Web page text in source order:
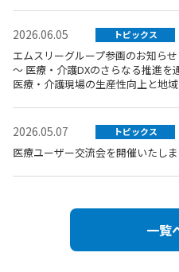
2026.06.05 トピックス
エムスリーグループ参画のお知らせ
～ 医療・介護DXのさらなる推進を
医療・介護現場の生産性向上と地
2026.05.07 トピックス
医療ユーザー交流会を開催いたし
一覧